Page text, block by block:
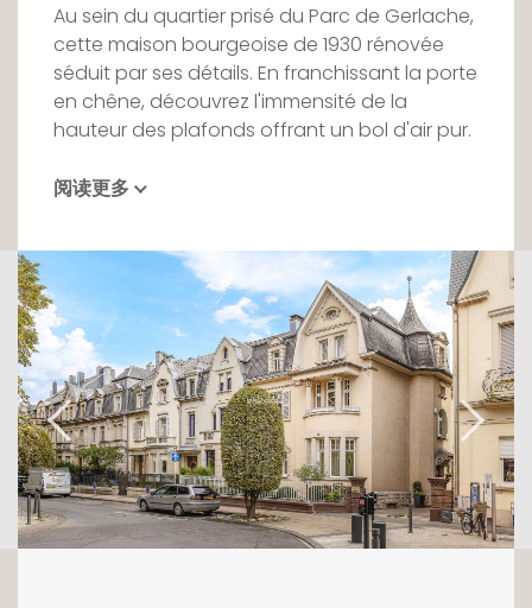
Au sein du quartier prisé du Parc de Gerlache,
cette maison bourgeoise de 1930 rénovée
séduit par ses détails. En franchissant la porte
en chêne, découvrez l'immensité de la
hauteur des plafonds offrant un bol d'air pur.
Au rez-de-chaussée, la salle-à-manger
propice aux festivités ou aux moments
privilégiés. La cuisine entièrement équipée
s'ouvre sur un beau jardin tandis qu'un
appartement attenant invite une profession
libérale ou un.e jeune au pair.
En empruntant les escaliers, vous découvrirez
deux chambres ainsi qu'une salle de bain et
de douche. Au même étage, un beau bureau
avec un balcon de 2m2 ainsi qu'une terrasse
de 30m2.
阅读更多